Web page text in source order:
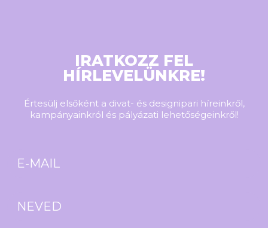
IRATKOZZ FEL
HÍRLEVELÜNKRE!
Értesülj elsőként a divat- és designipari híreinkről,
kampányainkról és pályázati lehetőségeinkről!